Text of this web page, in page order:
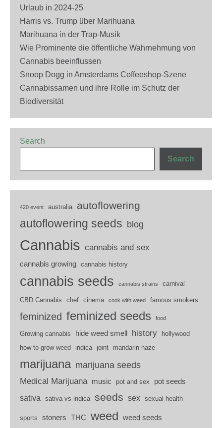
Urlaub in 2024-25
Harris vs. Trump über Marihuana
Marihuana in der Trap-Musik
Wie Prominente die öffentliche Wahrnehmung von
Cannabis beeinflussen
Snoop Dogg in Amsterdams Coffeeshop-Szene
Cannabissamen und ihre Rolle im Schutz der
Biodiversität
Search
Search
420 event australia autoflowering
autoflowering seeds blog
Cannabis cannabis and sex
cannabis growing cannabis history
cannabis seeds cannabis strains carnival
CBD Cannabis chef cinema cook with weed famous smokers
feminized feminized seeds food
Growing cannabis hide weed smell history
hollywood
how to grow weed
indica joint mandarin haze
marijuana marijuana seeds
Medical Marijuana
music pot and sex pot seeds
sativa sativa vs indica seeds sex sexual health
sports stoners THC weed weed seeds